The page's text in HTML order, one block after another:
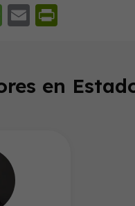
Message
Email
en